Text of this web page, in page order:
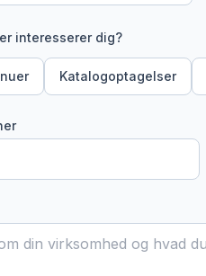
interesserer dig?
Katalogoptagelser